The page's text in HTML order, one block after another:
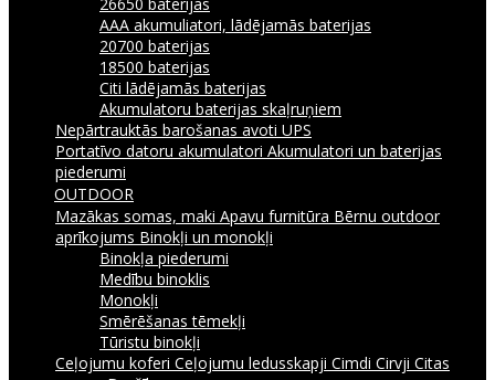
AAA akumuliatori, lādējamās baterijas
20700 baterijas
18500 baterijas
Citi lādējamās baterijas
Akumulatoru baterijas skaļruņiem
Nepārtrauktās barošanas avoti UPS
Portatīvo datoru akumulatori Akumulatori un baterijas
piederumi
OUTDOOR
Mazākas somas, maki Apavu furnitūra Bērnu outdoor
aprīkojums Binokļi un monokļi
Binokļa piederumi
Medību binoklis
Monokļi
Smērēšanas tēmekļi
Tūristu binokļi
Ceļojumu koferi Ceļojumu ledusskapji Cimdi Cirvji Citas